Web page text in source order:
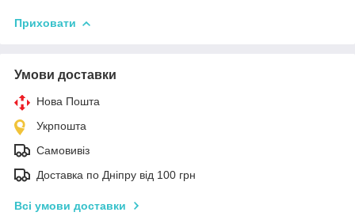
Приховати
Умови доставки
Нова Пошта
Укрпошта
Самовивіз
Доставка по Дніпру від 100 грн
Всі умови доставки